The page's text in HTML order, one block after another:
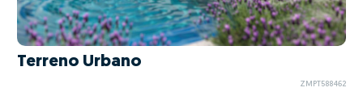
Terreno Urbano
ZMPT588462